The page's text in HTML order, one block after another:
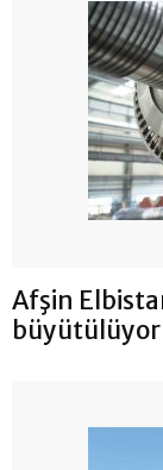
Afşin
büyütülüyor